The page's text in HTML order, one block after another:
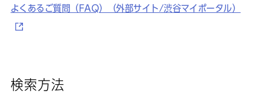
よくあるご質問（FAQ）（外部サイト/渋谷マイポータル）
検索方法